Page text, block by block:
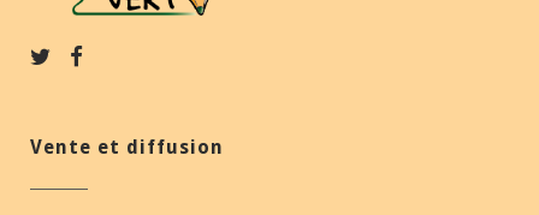
Vente et diffusion